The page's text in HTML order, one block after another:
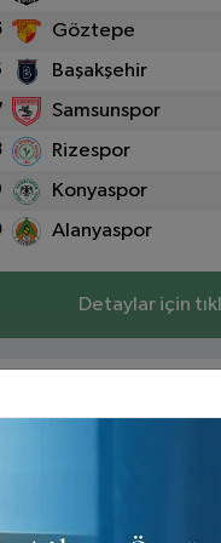
Göztepe
Başakşehir
Samsunspor
Rizespor
Konyaspor
Alanyaspor
Detaylar için